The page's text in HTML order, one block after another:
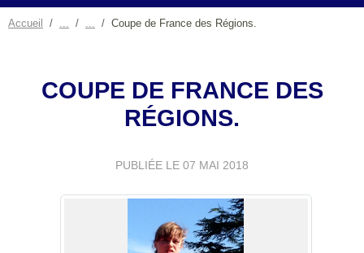
Accueil Coupe de France des Régions.
COUPE DE FRANCE DES
RÉGIONS.
PUBLIÉE LE 07 MAI 2018